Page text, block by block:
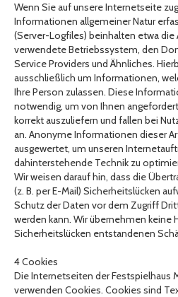
Wenn Sie auf unsere Internetseite
Informationen allgemeiner Natur
(Server-Logfiles) beinhalten etwa die
verwendete Betriebssystem, den
Service Providers und Ähnliches.
ausschließlich um Informationen,
Ihre Person zulassen. Diese
notwendig, um von Ihnen
korrekt auszuliefern und fallen bei
an. Anonyme Informationen dieser
ausgewertet, um unseren
dahinterstehende Technik zu
Wir weisen darauf hin, dass die
(z. B. per E-Mail) Sicherheitslücken
Schutz der Daten vor dem Zugriff
werden kann. Wir übernehmen keine
Sicherheitslücken entstandenen
4 Cookies
Die Internetseiten der Festspielhaus
verwenden Cookies. Cookies sind